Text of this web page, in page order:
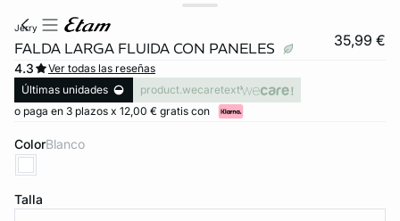
jerry
FALDA LARGA FLUIDA CON PANELES 35,99 €
4.3
Ver todas las reseñas
Últimas unidades
product.wecaretext
o paga en 3 plazos x 12,00 € gratis con
Color blanco
Talla